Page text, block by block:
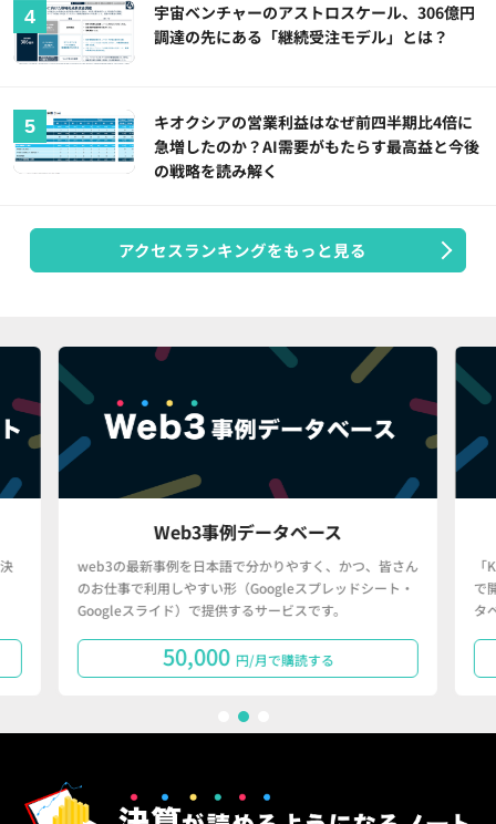
宇宙ベンチャーのアストロスケール、306億円
調達の先にある「継続受注モデル」とは？
キオクシアの営業利益はなぜ前四半期比4倍に
急増したのか？AI需要がもたらす最高益と今後
の戦略を読み解く
アクセスランキングをもっと見る
Web3事例データベース
web3の最新事例を日本語で分かりやすく、かつ、皆さん
のお仕事で利用しやすい形（Googleスプレッドシート・
Googleスライド）で提供するサービスです。
50,000 円/月で購読する
で
タ